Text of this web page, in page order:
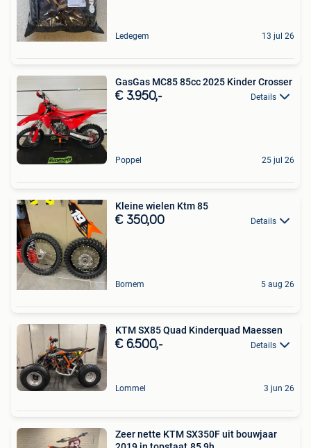
Ledegem 13 jul 26
GasGas MC85 85cc 2025 Kinder Crosser
€ 3.950,- Details
Poppel 25 jul 26
Kleine wielen Ktm 85
€ 350,00 Details
Bornem 5 aug 26
KTM SX85 Quad Kinderquad Maessen
€ 6.500,- Details
Lommel 3 jun 26
Zeer nette KTM SX350F uit bouwjaar